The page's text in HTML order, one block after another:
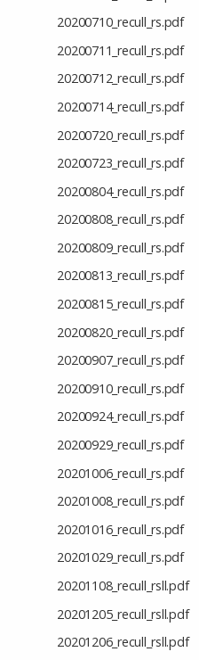
20200710_recull_rs.pdf
20200711_recull_rs.pdf
20200712_recull_rs.pdf
20200714_recull_rs.pdf
20200720_recull_rs.pdf
20200723_recull_rs.pdf
20200804_recull_rs.pdf
20200808_recull_rs.pdf
20200809_recull_rs.pdf
20200813_recull_rs.pdf
20200815_recull_rs.pdf
20200820_recull_rs.pdf
20200907_recull_rs.pdf
20200910_recull_rs.pdf
20200924_recull_rs.pdf
20200929_recull_rs.pdf
20201006_recull_rs.pdf
20201008_recull_rs.pdf
20201016_recull_rs.pdf
20201029_recull_rs.pdf
20201108_recull_rsll.pdf
20201205_recull_rsll.pdf
20201206_recull_rsll.pdf